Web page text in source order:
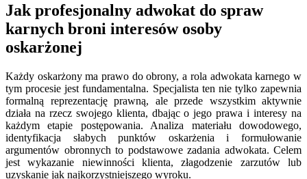
Jak profesjonalny adwokat do spraw
karnych broni interesów osoby
oskarżonej
Każdy oskarżony ma prawo do obrony, a rola adwokata karnego w
tym procesie jest fundamentalna. Specjalista ten nie tylko zapewnia
formalną reprezentację prawną, ale przede wszystkim aktywnie
działa na rzecz swojego klienta, dbając o jego prawa i interesy na
każdym etapie postępowania. Analiza materiału dowodowego,
identyfikacja słabych punktów oskarżenia i formułowanie
argumentów obronnych to podstawowe zadania adwokata. Celem
jest wykazanie niewinności klienta, złagodzenie zarzutów lub
uzyskanie jak najkorzystniejszego wyroku.